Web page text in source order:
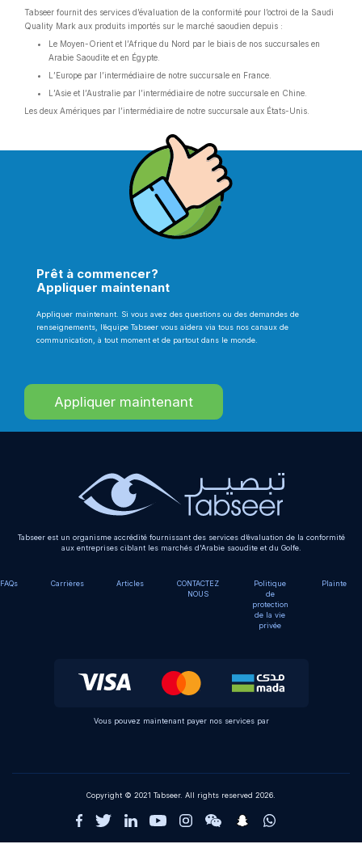
Tabseer fournit des services d’évaluation de la conformité pour l’octroi de la Saudi
Quality Mark aux produits importés sur le marché saoudien depuis :
Le Moyen-Orient et l’Afrique du Nord par le biais de nos succursales en
Arabie Saoudite et en Égypte.
L’Europe par l’intermédiaire de notre succursale en France.
L’Asie et l’Australie par l’intermédiaire de notre succursale en Chine.
Les deux Amériques par l’intermédiaire de notre succursale aux États-Unis.
Prêt à commencer?
Appliquer maintenant
Appliquer maintenant. Si vous avez des questions ou des demandes de
renseignements, l’équipe Tabseer vous aidera via tous nos canaux de
communication, à tout moment et de partout dans le monde.
Appliquer maintenant
Tabseer est un organisme accrédité fournissant des services d’évaluation de la conformité
aux entreprises ciblant les marchés d'Arabie saoudite et du Golfe.
FAQs Carrières Articles
CONTACTEZ
NOUS
Politique
de
protection
de la vie
privée
Plainte
Vous pouvez maintenant payer nos services par
Copyright © 2021 Tabseer. All rights reserved 2026.